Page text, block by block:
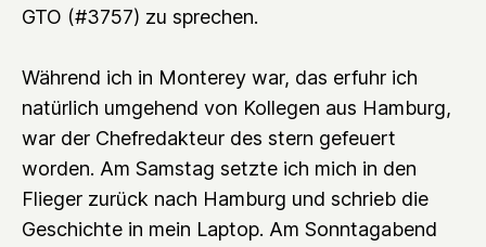
GTO (#3757) zu sprechen.
Während ich in Monterey war, das erfuhr ich
natürlich umgehend von Kollegen aus Hamburg,
war der Chefredakteur des stern gefeuert
worden. Am Samstag setzte ich mich in den
Flieger zurück nach Hamburg und schrieb die
Geschichte in mein Laptop. Am Sonntagabend